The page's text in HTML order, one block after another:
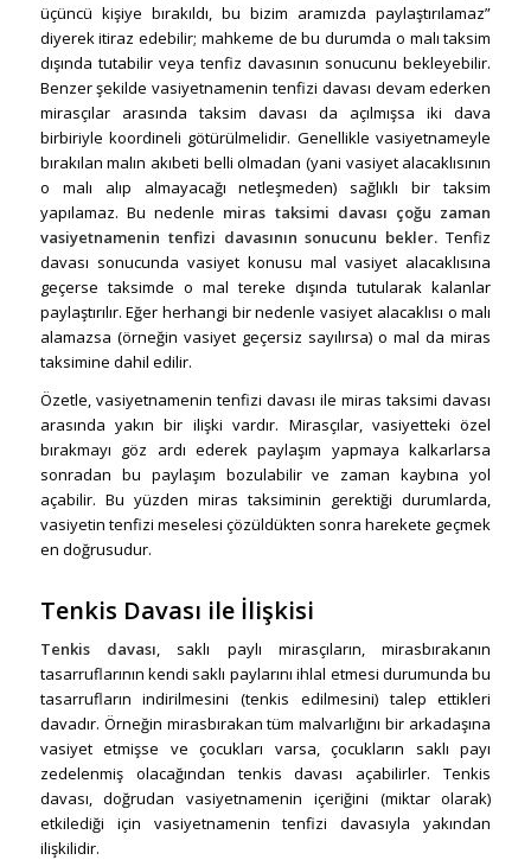
üçüncü kişiye bırakıldı, bu bizim aramızda paylaştırılamaz”
diyerek itiraz edebilir; mahkeme de bu durumda o malı taksim
dışında tutabilir veya tenfiz davasının sonucunu bekleyebilir.
Benzer şekilde vasiyetnamenin tenfizi davası devam ederken
mirasçılar arasında taksim davası da açılmışsa iki dava
birbiriyle koordineli götürülmelidir. Genellikle vasiyetnameyle
bırakılan malın akıbeti belli olmadan (yani vasiyet alacaklısının
o malı alıp almayacağı netleşmeden) sağlıklı bir taksim
yapılamaz. Bu nedenle miras taksimi davası çoğu zaman
vasiyetnamenin tenfizi davasının sonucunu bekler. Tenfiz
davası sonucunda vasiyet konusu mal vasiyet alacaklısına
geçerse taksimde o mal tereke dışında tutularak kalanlar
paylaştırılır. Eğer herhangi bir nedenle vasiyet alacaklısı o malı
alamazsa (örneğin vasiyet geçersiz sayılırsa) o mal da miras
taksimine dahil edilir.
Özetle, vasiyetnamenin tenfizi davası ile miras taksimi davası
arasında yakın bir ilişki vardır. Mirasçılar, vasiyetteki özel
bırakmayı göz ardı ederek paylaşım yapmaya kalkarlarsa
sonradan bu paylaşım bozulabilir ve zaman kaybına yol
açabilir. Bu yüzden miras taksiminin gerektiği durumlarda,
vasiyetin tenfizi meselesi çözüldükten sonra harekete geçmek
en doğrusudur.
Tenkis Davası ile İlişkisi
Tenkis davası, saklı paylı mirasçıların, mirasbırakanın
tasarruflarının kendi saklı paylarını ihlal etmesi durumunda bu
tasarrufların indirilmesini (tenkis edilmesini) talep ettikleri
davadır. Örneğin mirasbırakan tüm malvarlığını bir arkadaşına
vasiyet etmişse ve çocukları varsa, çocukların saklı payı
zedelenmiş olacağından tenkis davası açabilirler. Tenkis
davası, doğrudan vasiyetnamenin içeriğini (miktar olarak)
etkilediği için vasiyetnamenin tenfizi davasıyla yakından
ilişkilidir.